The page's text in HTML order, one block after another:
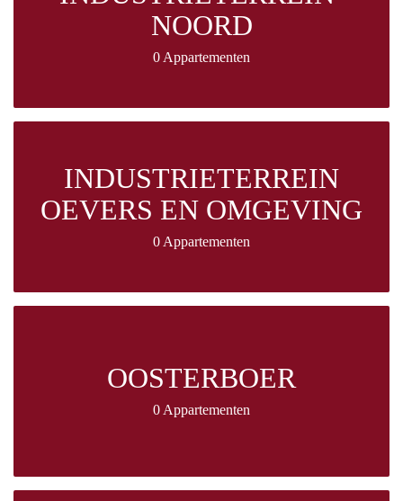
NOORD
0 Appartementen
INDUSTRIETERREIN
OEVERS EN OMGEVING
0 Appartementen
OOSTERBOER
0 Appartementen